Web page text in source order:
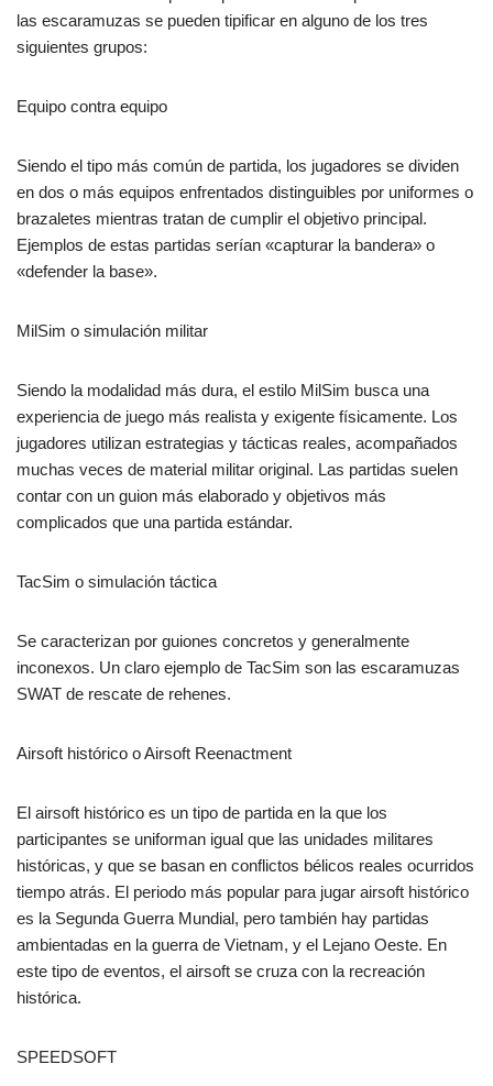
las escaramuzas se pueden tipificar en alguno de los tres
siguientes grupos:
Equipo contra equipo
Siendo el tipo más común de partida, los jugadores se dividen
en dos o más equipos enfrentados distinguibles por uniformes o
brazaletes mientras tratan de cumplir el objetivo principal.
Ejemplos de estas partidas serían «capturar la bandera» o
«defender la base».
MilSim o simulación militar
Siendo la modalidad más dura, el estilo MilSim busca una
experiencia de juego más realista y exigente físicamente. Los
jugadores utilizan estrategias y tácticas reales, acompañados
muchas veces de material militar original. Las partidas suelen
contar con un guion más elaborado y objetivos más
complicados que una partida estándar.
TacSim o simulación táctica
Se caracterizan por guiones concretos y generalmente
inconexos. Un claro ejemplo de TacSim son las escaramuzas
SWAT de rescate de rehenes.
Airsoft histórico o Airsoft Reenactment
El airsoft histórico es un tipo de partida en la que los
participantes se uniforman igual que las unidades militares
históricas, y que se basan en conflictos bélicos reales ocurridos
tiempo atrás. El periodo más popular para jugar airsoft histórico
es la Segunda Guerra Mundial, pero también hay partidas
ambientadas en la guerra de Vietnam, y el Lejano Oeste. En
este tipo de eventos, el airsoft se cruza con la recreación
histórica.
SPEEDSOFT